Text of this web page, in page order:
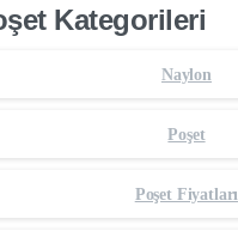
Kategorileri
Naylon
Poşet
Poşet Fiyatları